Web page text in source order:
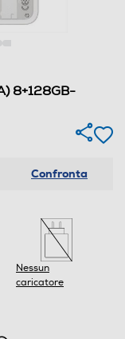
8+128GB-
Confronta
Nessun
caricatore